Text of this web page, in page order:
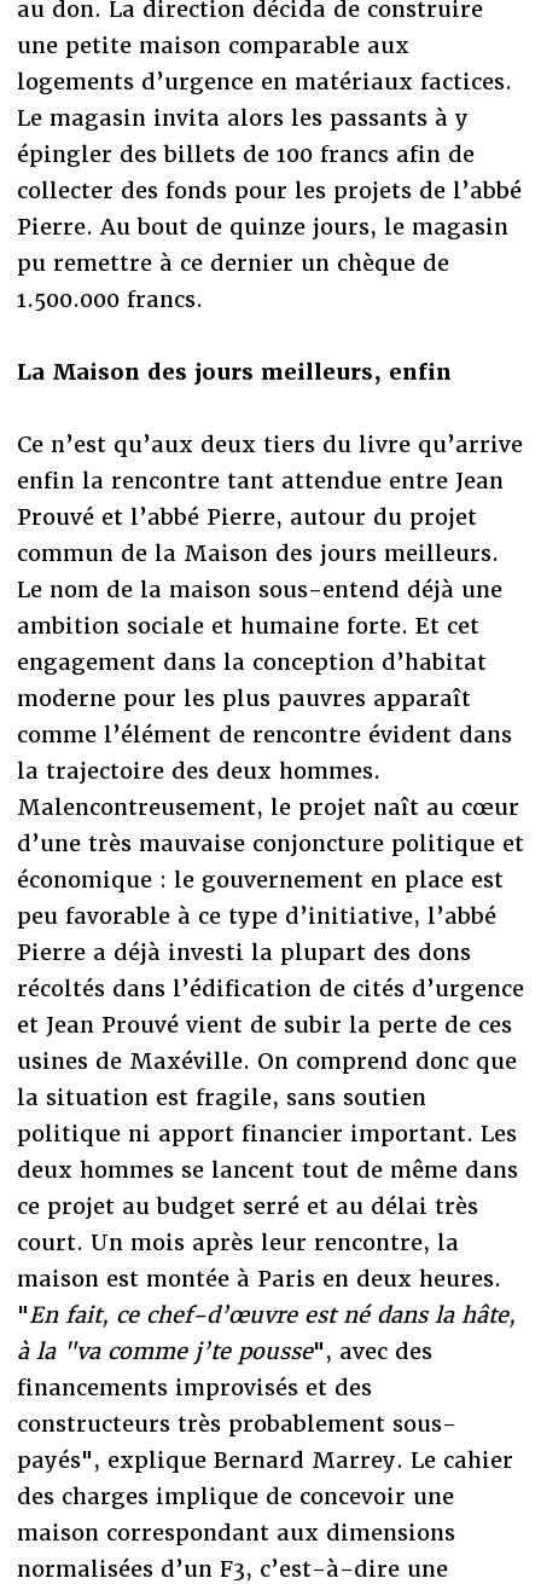
au don. La direction décida de construire
une petite maison comparable aux
logements d’urgence en matériaux factices.
Le magasin invita alors les passants à y
épingler des billets de 100 francs afin de
collecter des fonds pour les projets de l’abbé
Pierre. Au bout de quinze jours, le magasin
pu remettre à ce dernier un chèque de
1.500.000 francs.
La Maison des jours meilleurs, enfin
Ce n’est qu’aux deux tiers du livre qu’arrive
enfin la rencontre tant attendue entre Jean
Prouvé et l’abbé Pierre, autour du projet
commun de la Maison des jours meilleurs.
Le nom de la maison sous-entend déjà une
ambition sociale et humaine forte. Et cet
engagement dans la conception d’habitat
moderne pour les plus pauvres apparaît
comme l’élément de rencontre évident dans
la trajectoire des deux hommes.
Malencontreusement, le projet naît au cœur
d’une très mauvaise conjoncture politique et
économique : le gouvernement en place est
peu favorable à ce type d’initiative, l’abbé
Pierre a déjà investi la plupart des dons
récoltés dans l’édification de cités d’urgence
et Jean Prouvé vient de subir la perte de ces
usines de Maxéville. On comprend donc que
la situation est fragile, sans soutien
politique ni apport financier important. Les
deux hommes se lancent tout de même dans
ce projet au budget serré et au délai très
court. Un mois après leur rencontre, la
maison est montée à Paris en deux heures.
"En fait, ce chef-d’œuvre est né dans la hâte,
à la "va comme j’te pousse", avec des
financements improvisés et des
constructeurs très probablement sous-
payés", explique Bernard Marrey. Le cahier
des charges implique de concevoir une
maison correspondant aux dimensions
normalisées d’un F3, c’est-à-dire une